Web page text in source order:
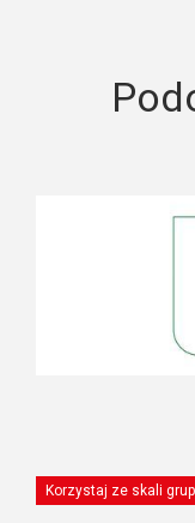
Korzystaj ze skali